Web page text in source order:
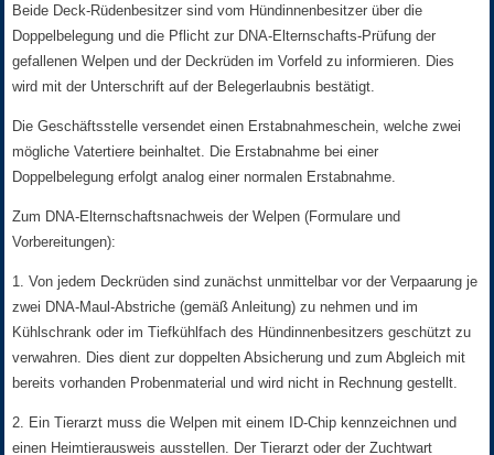
Beide Deck-Rüdenbesitzer sind vom Hündinnenbesitzer über die
Doppelbelegung und die Pflicht zur DNA-Elternschafts-Prüfung der
gefallenen Welpen und der Deckrüden im Vorfeld zu informieren. Dies
wird mit der Unterschrift auf der Belegerlaubnis bestätigt.
Die Geschäftsstelle versendet einen Erstabnahmeschein, welche zwei
mögliche Vatertiere beinhaltet. Die Erstabnahme bei einer
Doppelbelegung erfolgt analog einer normalen Erstabnahme.
Zum DNA-Elternschaftsnachweis der Welpen (Formulare und
Vorbereitungen):
1. Von jedem Deckrüden sind zunächst unmittelbar vor der Verpaarung je
zwei DNA-Maul-Abstriche (gemäß Anleitung) zu nehmen und im
Kühlschrank oder im Tiefkühlfach des Hündinnenbesitzers geschützt zu
verwahren. Dies dient zur doppelten Absicherung und zum Abgleich mit
bereits vorhanden Probenmaterial und wird nicht in Rechnung gestellt.
2. Ein Tierarzt muss die Welpen mit einem ID-Chip kennzeichnen und
einen Heimtierausweis ausstellen. Der Tierarzt oder der Zuchtwart